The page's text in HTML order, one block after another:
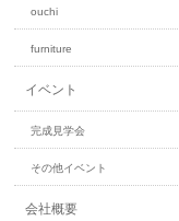
ouchi
furniture
イベント
完成見学会
その他イベント
会社概要